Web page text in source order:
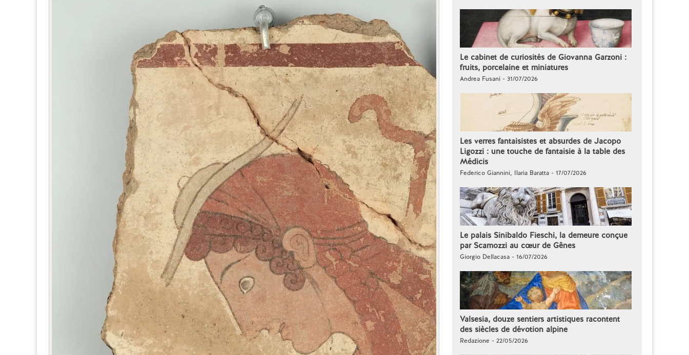
Le cabinet de curiosités de Giovanna Garzoni :
fruits, porcelaine et miniatures
Andrea Fusani - 31/07/2026
Les verres fantaisistes et absurdes de Jacopo
Ligozzi : une touche de fantaisie à la table des
Médicis
Federico Giannini, Ilaria Baratta - 17/07/2026
Le palais Sinibaldo Fieschi, la demeure conçue
par Scamozzi au cœur de Gênes
Giorgio Dellacasa - 16/07/2026
Valsesia, douze sentiers artistiques racontent
des siècles de dévotion alpine
Redazione - 22/05/2026